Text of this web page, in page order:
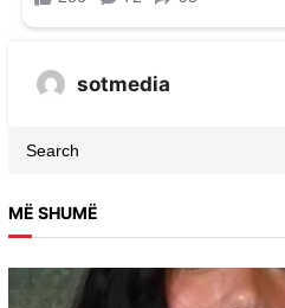
sotmedia
MË SHUMË